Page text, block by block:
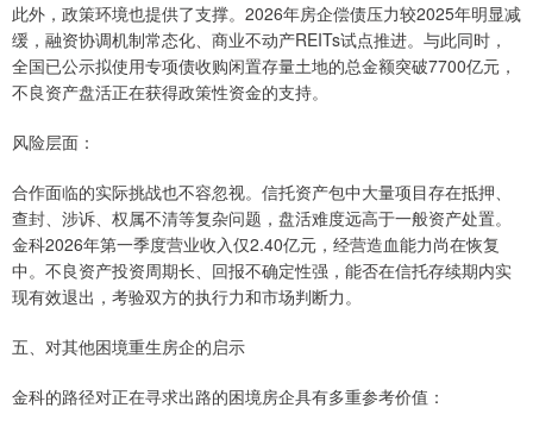
此外，政策环境也提供了支撑。2026年房企偿债压力较2025年明显减
缓，融资协调机制常态化、商业不动产REITs试点推进。与此同时，
全国已公示拟使用专项债收购闲置存量土地的总金额突破7700亿元，
不良资产盘活正在获得政策性资金的支持。
风险层面：
合作面临的实际挑战也不容忽视。信托资产包中大量项目存在抵押、
查封、涉诉、权属不清等复杂问题，盘活难度远高于一般资产处置。
金科2026年第一季度营业收入仅2.40亿元，经营造血能力尚在恢复
中。不良资产投资周期长、回报不确定性强，能否在信托存续期内实
现有效退出，考验双方的执行力和市场判断力。
五、对其他困境重生房企的启示
金科的路径对正在寻求出路的困境房企具有多重参考价值：